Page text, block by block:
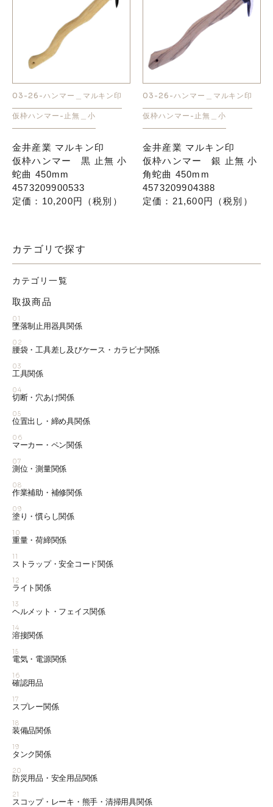
03-26-ハンマー＿マルキン印
仮枠ハンマー-止無＿小
金井産業 マルキン印
仮枠ハンマー 黒 止無 小
蛇曲 450mm
4573209900533
定価：10,200円（税別）
03-26-ハンマー＿マルキン印
仮枠ハンマー-止無＿小
金井産業 マルキン印
仮枠ハンマー 銀 止無 小
角蛇曲 450mm
4573209904388
定価：21,600円（税別）
カテゴリで探す
カテゴリ一覧
取扱商品
01
墜落制止用器具関係
02
腰袋・工具差し及びケース・カラビナ関係
03
工具関係
04
切断・穴あけ関係
05
位置出し・締め具関係
06
マーカー・ペン関係
07
測位・測量関係
08
作業補助・補修関係
09
塗り・慣らし関係
10
重量・荷締関係
11
ストラップ・安全コード関係
12
ライト関係
13
ヘルメット・フェイス関係
14
溶接関係
15
電気・電源関係
16
確認用品
17
スプレー関係
18
装備品関係
19
タンク関係
20
防災用品・安全用品関係
21
スコップ・レーキ・熊手・清掃用具関係